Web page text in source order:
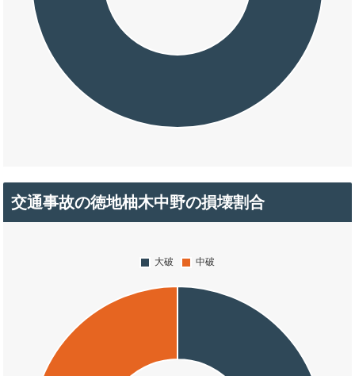
交通事故の徳地柚木中野の損壊割合